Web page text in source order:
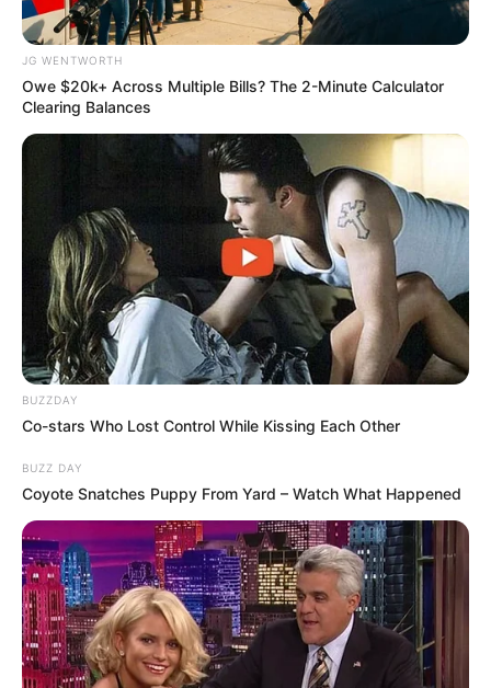
Films To Make You Question Everything You Know
About Cinema
BRAINBERRIES
Mystery Solved: Here's Why These 9 Actors Left
Their TV Shows
JG WENTWORTH
Owe $20k+ Across Multiple Bills? The 2-Minute Calculator
Clearing Balances
BUZZDAY
Co-stars Who Lost Control While Kissing Each Other
BUZZ DAY
Coyote Snatches Puppy From Yard – Watch What Happened